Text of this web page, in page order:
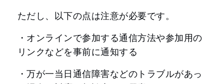
ただし、以下の点は注意が必要です。
・オンラインで参加する通信方法や参加用の
リンクなどを事前に通知する
・万が一当日通信障害などのトラブルがあっ